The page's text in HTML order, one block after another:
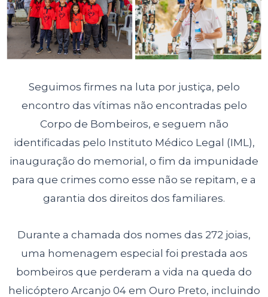
Seguimos firmes na luta por justiça, pelo
encontro das vítimas não encontradas pelo
Corpo de Bombeiros, e seguem não
identificadas pelo Instituto Médico Legal (IML),
inauguração do memorial, o fim da impunidade
para que crimes como esse não se repitam, e a
garantia dos direitos dos familiares.
Durante a chamada dos nomes das 272 joias,
uma homenagem especial foi prestada aos
bombeiros que perderam a vida na queda do
helicóptero Arcanjo 04 em Ouro Preto, incluindo